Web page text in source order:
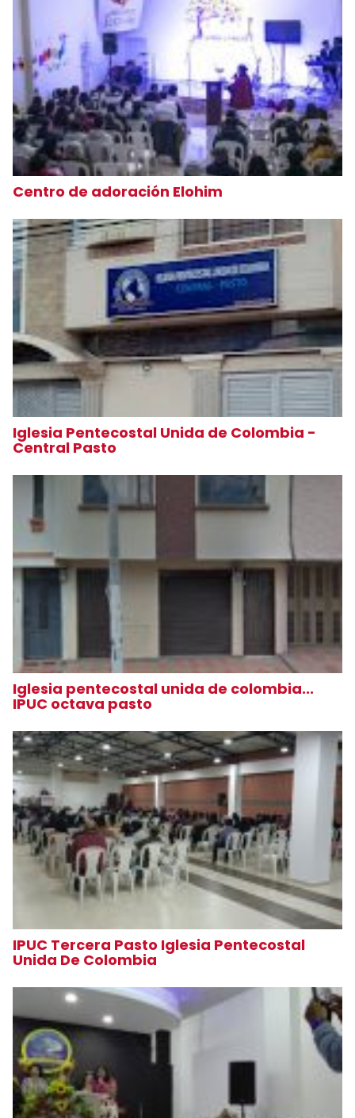
Centro de adoración Elohim
Iglesia Pentecostal Unida de Colombia -
Central Pasto
Iglesia pentecostal unida de colombia...
IPUC octava pasto
IPUC Tercera Pasto Iglesia Pentecostal
Unida De Colombia